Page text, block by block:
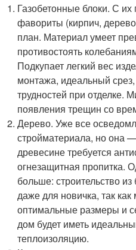
Газобетонные блоки. С
фавориты (кирпич,
план. Материал умеет
противостоять
Подкупает легкий вес
монтажа, идеальный
трудностей при отделке.
появления трещин со
Дерево. Уже все
стройматериала, но она
древесине требуется
огнезащитная пропитка.
больше: строительство
даже для новичка, так
оптимальные размеры и
дом будет иметь
теплоизоляцию.